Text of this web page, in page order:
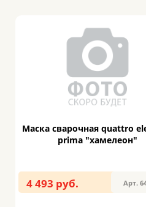
Маска сварочная quattro
prima "хамелеон"
4 493 руб. Арт.